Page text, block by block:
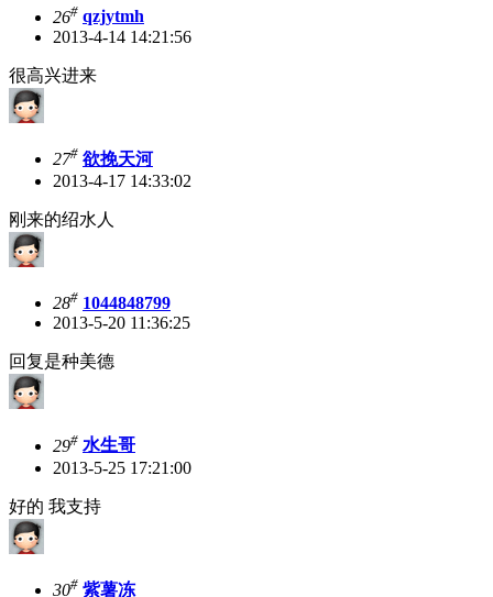
26# qzjytmh
2013-4-14 14:21:56
很高兴进来
27# 欲挽天河
2013-4-17 14:33:02
刚来的绍水人
28# 1044848799
2013-5-20 11:36:25
回复是种美德
29# 水生哥
2013-5-25 17:21:00
好的 我支持
30# 紫薯冻